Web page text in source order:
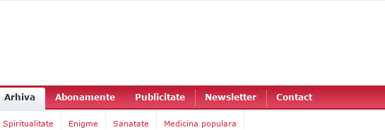
Arhiva Abonamente Publicitate Newsletter Contact
Spiritualitate Enigme Sanatate Medicina populara